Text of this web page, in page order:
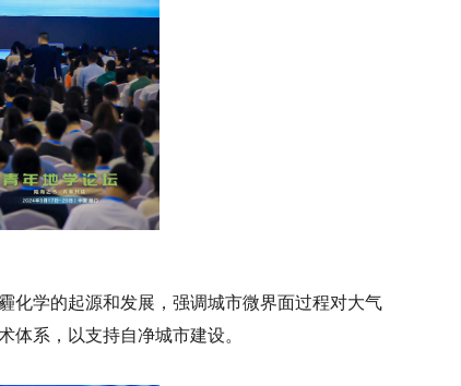
化学的起源和发展，强调城市微界面过程对大气
系，以支持自净城市建设。